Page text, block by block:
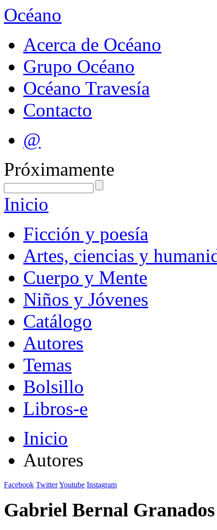
Océano
Acerca de Océano
Grupo Océano
Océano Travesía
Contacto
@
Próximamente
Inicio
Ficción y poesía
Artes, ciencias y
Cuerpo y Mente
Niños y Jóvenes
Catálogo
Autores
Temas
Bolsillo
Libros-e
Inicio
Autores
Facebook TwitterYoutube Instagram
Gabriel Bernal Granados